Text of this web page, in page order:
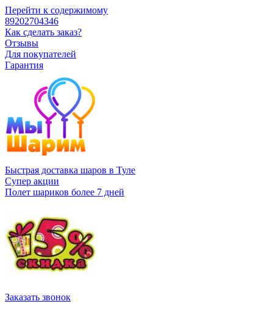
Перейти к содержимому
89202704346
Как сделать заказ?
Отзывы
Для покупателей
Гарантия
Быстрая доставка шаров в Туле
Супер акции
Полет шариков более 7 дней
Заказать звонок